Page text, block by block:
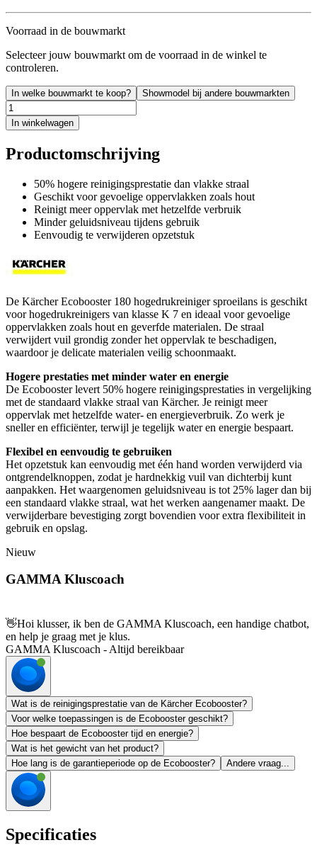
Voorraad in de bouwmarkt
Selecteer jouw bouwmarkt om de voorraad in de winkel te
controleren.
In welke bouwmarkt te koop? Showmodel bij andere bouwmarkten
In winkelwagen
Productomschrijving
50% hogere reinigingsprestatie dan vlakke straal
Geschikt voor gevoelige oppervlakken zoals hout
Reinigt meer oppervlak met hetzelfde verbruik
Minder geluidsniveau tijdens gebruik
Eenvoudig te verwijderen opzetstuk
De Kärcher Ecobooster 180 hogedrukreiniger sproeilans is geschikt
voor hogedrukreinigers van klasse K 7 en ideaal voor gevoelige
oppervlakken zoals hout en geverfde materialen. De straal
verwijdert vuil grondig zonder het oppervlak te beschadigen,
waardoor je delicate materialen veilig schoonmaakt.
Hogere prestaties met minder water en energie
De Ecobooster levert 50% hogere reinigingsprestaties in vergelijking
met de standaard vlakke straal van Kärcher. Je reinigt meer
oppervlak met hetzelfde water- en energieverbruik. Zo werk je
sneller en efficiënter, terwijl je tegelijk water en energie bespaart.
Flexibel en eenvoudig te gebruiken
Het opzetstuk kan eenvoudig met één hand worden verwijderd via
ontgrendelknoppen, zodat je hardnekkig vuil van dichterbij kunt
aanpakken. Het waargenomen geluidsniveau is tot 25% lager dan bij
een standaard vlakke straal, wat het werken aangenamer maakt. De
verwijderbare bevestiging zorgt bovendien voor extra flexibiliteit in
gebruik en opslag.
Nieuw
GAMMA Kluscoach
👋Hoi klusser, ik ben de GAMMA Kluscoach, een handige chatbot,
en help je graag met je klus.
GAMMA Kluscoach - Altijd bereikbaar
Wat is de reinigingsprestatie van de Kärcher Ecobooster?
Voor welke toepassingen is de Ecobooster geschikt?
Hoe bespaart de Ecobooster tijd en energie?
Wat is het gewicht van het product?
Hoe lang is de garantieperiode op de Ecobooster?
Andere vraag...
Specificaties